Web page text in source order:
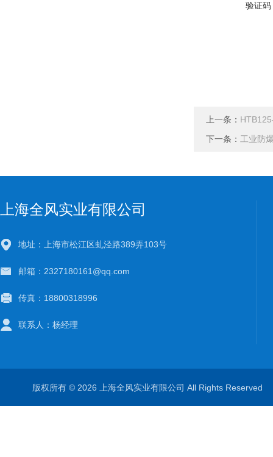
验证码
上一条：
下一条： 工业防
上海全风实业有限公司
地址：上海市松江区虬泾路389弄103号
邮箱：2327180161@qq.com
传真：18800318996
联系人：杨经理
版权所有 © 2026 上海全风实业有限公司 All Rights